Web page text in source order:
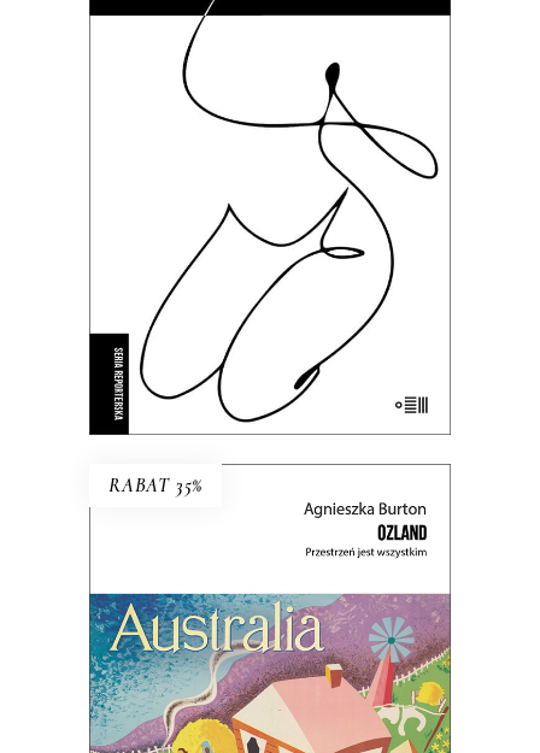
E-BOOK DO KOSZYKA
BIEGNIJ, MAŁA, BIEGNIJ
To kameralne reportaże o
intymnych tragediach, zmaganiach
z systemem i doświadczeniach nie
do zapomnienia.
54.90 35.69zł
KSIĄŻKA DO KOSZYKA
RABAT 35%
OZLAND. PRZESTRZEŃ JEST
WSZYSTKIM
Ludzie nie posiadają krainy – to ona
posiada ludzi.